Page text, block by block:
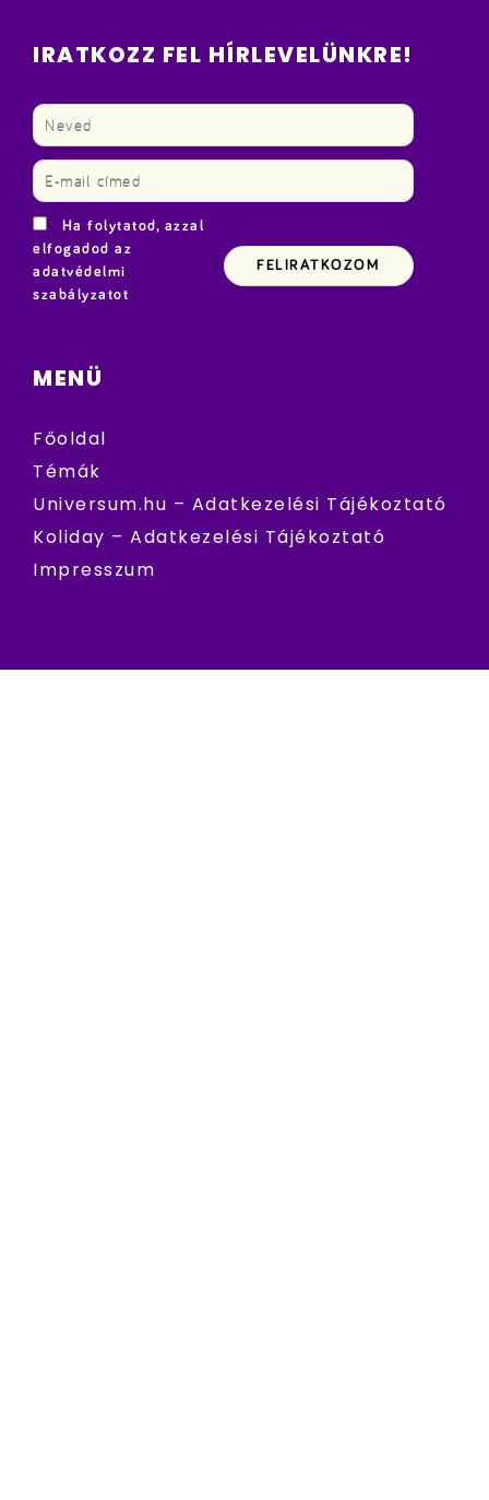
IRATKOZZ FEL HÍRLEVELÜNKRE!
Ha folytatod, azzal
elfogadod az
adatvédelmi
szabályzatot
MENÜ
Főoldal
Témák
Universum.hu – Adatkezelési Tájékoztató
Koliday – Adatkezelési Tájékoztató
Impresszum